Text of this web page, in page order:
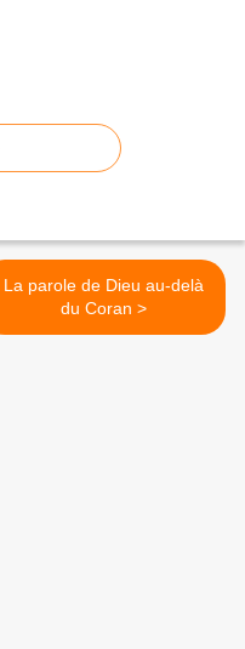
La parole de Dieu au-delà
du Coran >